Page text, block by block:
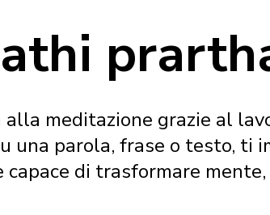
alla meditazione grazie al
una parola, frase o testo, ti
di trasformare mente,